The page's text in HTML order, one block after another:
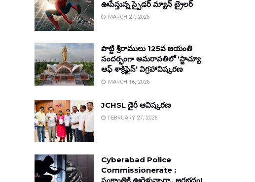
ఊపేస్తున్న స్పైడర్ మ్యాన్ ట్రైలర్
MARCH 27, 2026
పొట్టి శ్రీరాములు 125వ జయంతి
సందర్భంగా అమరావతిలో ‘స్టాచ్యూ
ఆఫ్ శాక్రిఫైస్’ విగ్రహావిష్కరణ
MARCH 16, 2026
JCHSL డైరీ ఆవిష్కరణ
FEBRUARY 27, 2026
Cyberabad Police
Commissionerate :